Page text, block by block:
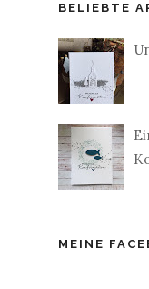
BELIEBTE
MEINE